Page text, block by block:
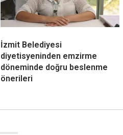
İzmit Belediyesi
diyetisyeninden emzirme
döneminde doğru beslenme
önerileri